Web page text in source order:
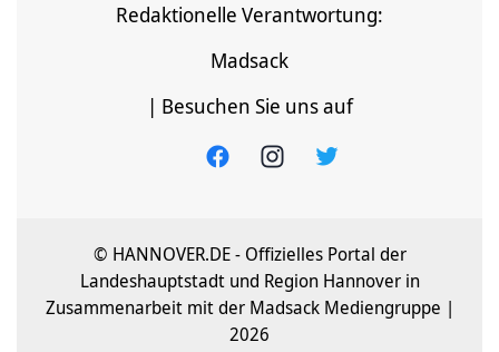
Redaktionelle Verantwortung:
Madsack
| Besuchen Sie uns auf
© HANNOVER.DE - Offizielles Portal der
Landeshauptstadt und Region Hannover in
Zusammenarbeit mit der Madsack Mediengruppe |
2026